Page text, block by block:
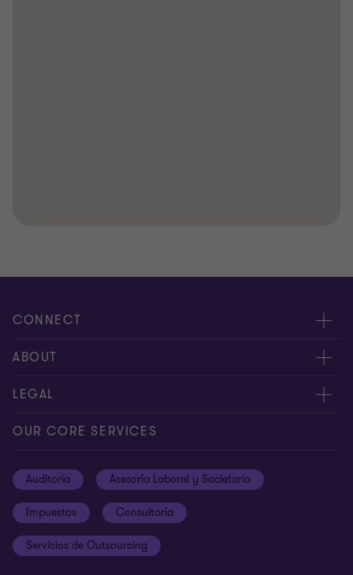
CONNECT
Contáctenos
Alcance global
ABOUT
Acerca de nosotros
Nuestra gente
Ética y Código de Conducta
LEGAL
Privacy Policy
Terms and conditions
Site map
Cookie Preferences
OUR CORE SERVICES
Auditoría Asesoría Laboral y Societaria
Impuestos Consultoría
Servicios de Outsourcing